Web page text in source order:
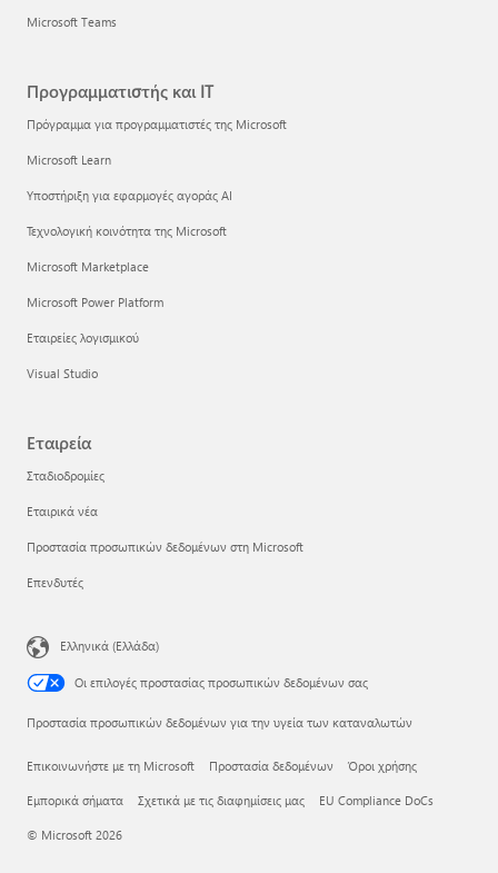
Microsoft Teams
Προγραμματιστής και IT
Πρόγραμμα για προγραμματιστές της Microsoft
Microsoft Learn
Υποστήριξη για εφαρμογές αγοράς AI
Τεχνολογική κοινότητα της Microsoft
Microsoft Marketplace
Microsoft Power Platform
Εταιρείες λογισμικού
Visual Studio
Εταιρεία
Σταδιοδρομίες
Εταιρικά νέα
Προστασία προσωπικών δεδομένων στη Microsoft
Επενδυτές
Ελληνικά (Ελλάδα)
Οι επιλογές προστασίας προσωπικών δεδομένων σας
Προστασία προσωπικών δεδομένων για την υγεία των καταναλωτών
Επικοινωνήστε με τη Microsoft Προστασία δεδομένων Όροι χρήσης
Εμπορικά σήματα Σχετικά με τις διαφημίσεις μας EU Compliance DoCs
© Microsoft 2026